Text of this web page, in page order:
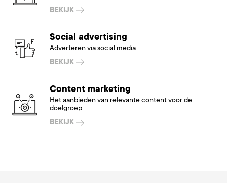
BEKIJK
Social advertising
Adverteren via social media
BEKIJK
Content marketing
Het aanbieden van relevante content voor de
doelgroep
BEKIJK